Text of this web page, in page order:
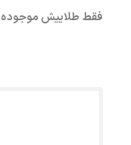
فقط طلاییش موجوده